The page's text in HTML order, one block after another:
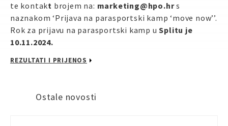
te kontakt brojem na: marketing@hpo.hrs
naznakom ‘Prijava na parasportski kamp ‘move now’’.
Rok za prijavu na parasportski kamp uSplitu je
10.11.2024.
REZULTATI I PRIJENOS
Ostale novosti